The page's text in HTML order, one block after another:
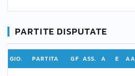
PARTITE DISPUTATE
GIO. PARTITA GF ASS. A E AA